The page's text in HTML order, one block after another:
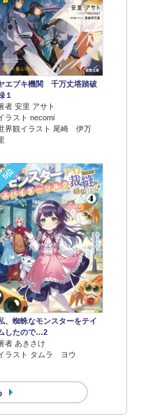
エブキ機関 千万丈塔踏破
１
者 安里 アサト
ラスト necomi
界観イラスト 尾崎 伊万
5位
、蜘蛛なモンスターをテイ
したので…2
者 あきさけ
ラスト タムラ ヨウ